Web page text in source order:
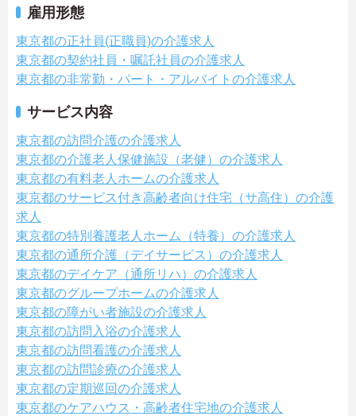
雇用形態
東京都の正社員(正職員)の介護求人
東京都の契約社員・嘱託社員の介護求人
東京都の非常勤・パート・アルバイトの介護求人
サービス内容
東京都の訪問介護の介護求人
東京都の介護老人保健施設（老健）の介護求人
東京都の有料老人ホームの介護求人
東京都のサービス付き高齢者向け住宅（サ高住）の介護
求人
東京都の特別養護老人ホーム（特養）の介護求人
東京都の通所介護（デイサービス）の介護求人
東京都のデイケア（通所リハ）の介護求人
東京都のグループホームの介護求人
東京都の障がい者施設の介護求人
東京都の訪問入浴の介護求人
東京都の訪問看護の介護求人
東京都の訪問診療の介護求人
東京都の定期巡回の介護求人
東京都のケアハウス・高齢者住宅地の介護求人